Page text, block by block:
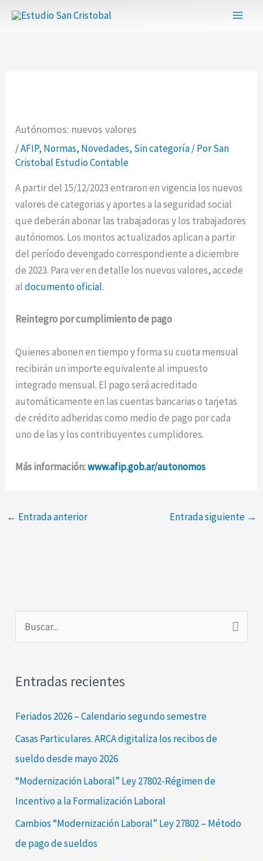
Autónomos: nuevos valores
/AFIP, Normas, Novedades, Sin categoría/ PorSan
Cristobal Estudio Contable
A partir del 15/12/2023 entraron en vigencia los nuevos
valores de categorias y aportes a la seguridad social
que deberán abonar las trabajadoras y los trabajadores
autónomos. Los montos actualizados aplican a partir
del período devengado correspondiente a diciembre
de 2023. Para ver en detalle los nuevos valores, accede
aldocumento oficial.
Reintegro por cumplimiento de pago
Quienes abonen en tiempo y forma su cuota mensual
recibirán un importe equivalente al impuesto
integrado mensual. El pago será acreditado
automáticamente en las cuentas bancarias o tarjetas
de crédito adheridas como medio de pago por cada
uno de las y los contribuyentes cumplidores.
Más información:www.afip.gob.ar/autonomos
← Entrada anterior Entrada siguiente →
c
a
Entradas recientes
Feriados 2026 – Calendario segundo semestre
Casas Particulares. ARCA digitaliza los recibos de
sueldo desde mayo 2026
“Modernización Laboral” Ley 27802-Régimen de
Incentivo a la Formalización Laboral
Cambios “Modernización Laboral” Ley 27802 – Método
de pago de sueldos